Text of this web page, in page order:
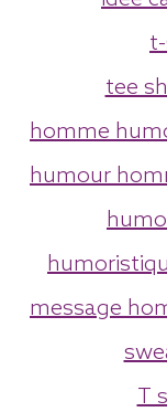
tee
homme
humour
message
T